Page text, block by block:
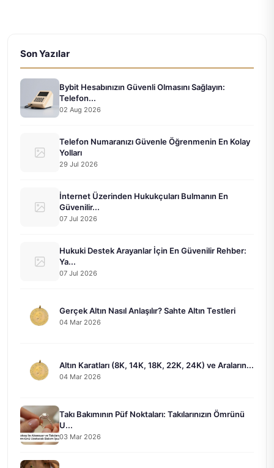
Son Yazılar
Bybit Hesabınızın Güvenli Olmasını Sağlayın:
Telefon...
02 Aug 2026
Telefon Numaranızı Güvenle Öğrenmenin En Kolay
Yolları
29 Jul 2026
İnternet Üzerinden Hukukçuları Bulmanın En
Güvenilir...
07 Jul 2026
Hukuki Destek Arayanlar İçin En Güvenilir Rehber:
Ya...
07 Jul 2026
Gerçek Altın Nasıl Anlaşılır? Sahte Altın Testleri
04 Mar 2026
Altın Karatları (8K, 14K, 18K, 22K, 24K) ve Araların...
04 Mar 2026
Takı Bakımının Püf Noktaları: Takılarınızın Ömrünü
U...
03 Mar 2026